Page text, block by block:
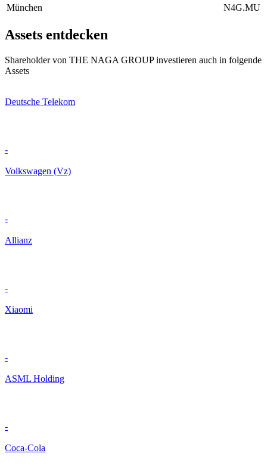
München
N4G.MU
Assets entdecken
Shareholder von THE NAGA GROUP investieren auch in folgende
Assets
Deutsche Telekom
-
Volkswagen (Vz)
-
Allianz
-
Xiaomi
-
ASML Holding
-
Coca-Cola